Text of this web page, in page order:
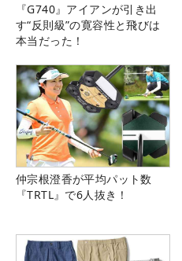
『G740』アイアンが引き出
す“反則級”の寛容性と飛びは
本当だった！
仲宗根澄香が平均パット数
『TRTL』で6人抜き！